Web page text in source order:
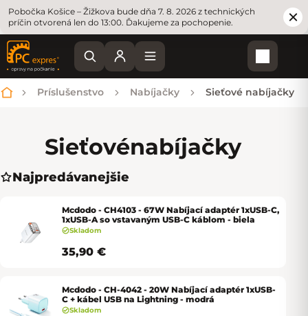
Pobočka Košice – Žižkova bude dňa 7. 8. 2026 z technických
príčin otvorená len do 13:00. Ďakujeme za pochopenie.
Domov
Príslušenstvo Nabíjačky Sieťové nabíjačky
Sieťovénabíjačky
Najpredávanejšie
Mcdodo - CH4103 - 67W Nabíjací adaptér 1xUSB-C,
1xUSB-A so vstavaným USB-C káblom - biela
Skladom
35,90 €
Mcdodo - CH-4042 - 20W Nabíjací adaptér 1xUSB-
C + kábel USB na Lightning - modrá
Skladom